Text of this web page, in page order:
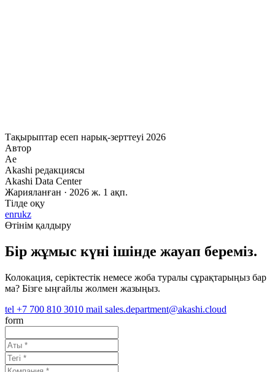
Тақырыптар есеп нарық-зерттеуі 2026
Автор
Ae
Akashi редакциясы
Akashi Data Center
Жарияланған · 2026 ж. 1 ақп.
Тілде оқу
enrukz
Өтінім қалдыру
Бір жұмыс күні ішінде жауап береміз.
Колокация, серіктестік немесе жоба туралы сұрақтарыңыз бар
ма? Бізге ыңғайлы жолмен жазыңыз.
tel +7 700 810 3010 mail sales.department@akashi.cloud
form